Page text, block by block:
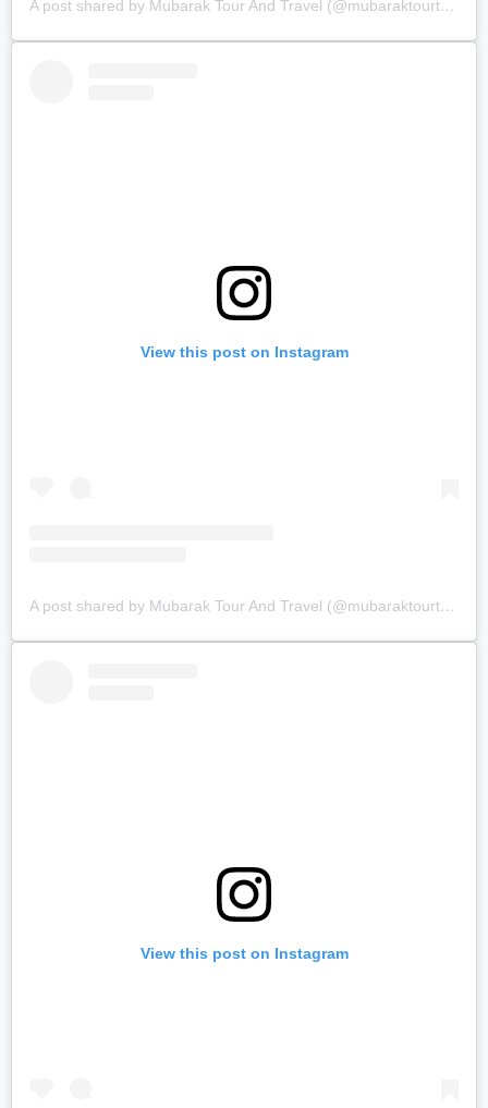
A post shared by Mubarak Tour And Travel (@mubaraktourtravel.id)
View this post on Instagram
A post shared by Mubarak Tour And Travel (@mubaraktourtravel.id)
View this post on Instagram